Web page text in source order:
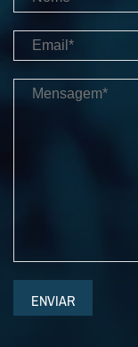
ENVIAR